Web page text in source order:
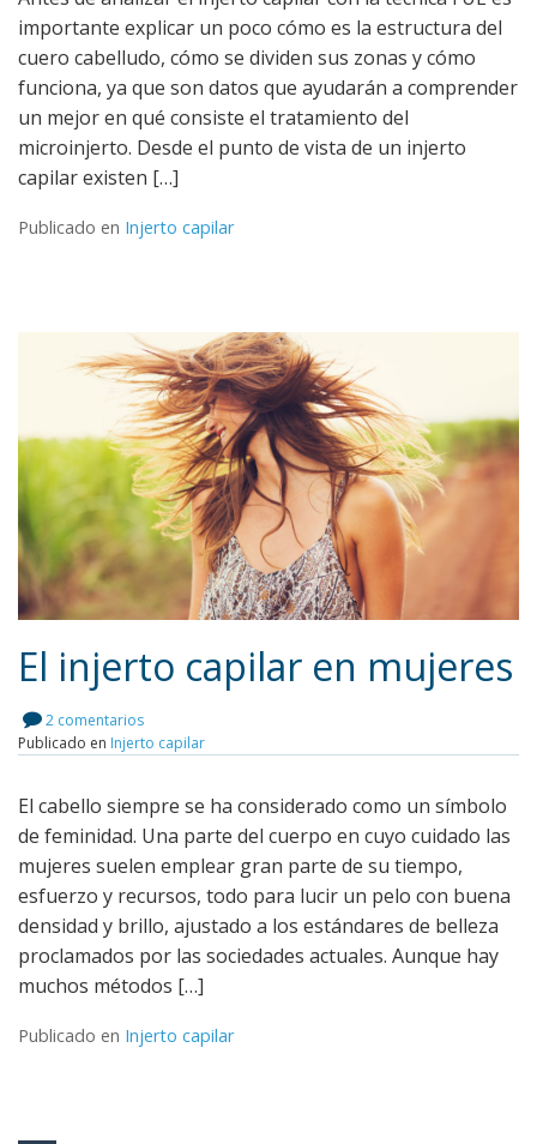
importante explicar un poco cómo es la estructura del
cuero cabelludo, cómo se dividen sus zonas y cómo
funciona, ya que son datos que ayudarán a comprender
un mejor en qué consiste el tratamiento del
microinjerto. Desde el punto de vista de un injerto
capilar existen […]
Publicado en Injerto capilar
Leer más
El injerto capilar en mujeres
2 comentarios
Publicado en Injerto capilar
El cabello siempre se ha considerado como un símbolo
de feminidad. Una parte del cuerpo en cuyo cuidado las
mujeres suelen emplear gran parte de su tiempo,
esfuerzo y recursos, todo para lucir un pelo con buena
densidad y brillo, ajustado a los estándares de belleza
proclamados por las sociedades actuales. Aunque hay
muchos métodos […]
Publicado en Injerto capilar